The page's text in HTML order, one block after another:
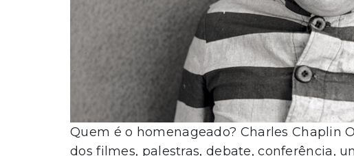
Quem é o homenageado? Charles Chaplin
dos filmes, palestras, debate, conferência,